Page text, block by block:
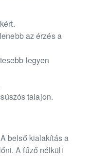
az érzés a
legyen
talajon.
belső kialakítás a
A fűző nélküli